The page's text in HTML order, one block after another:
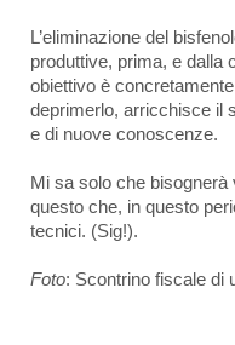
L’eliminazione del
produttive, prima, e dalla
obiettivo è
deprimerlo, arricchisce il
e di nuove conoscenze.
Mi sa solo che
questo che, in questo
tecnici. (Sig!).
Foto: Scontrino fiscale di